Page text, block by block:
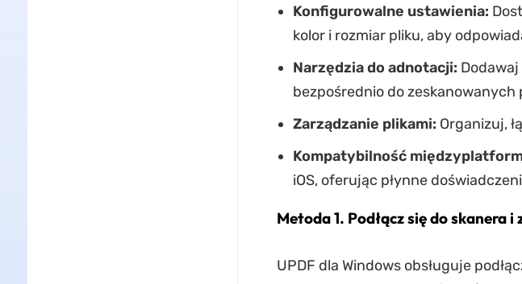
Konfigurowalne ustawienia:
kolor i rozmiar pliku, aby
Narzędzia do adnotacji:
bezpośrednio do zeskanowanych
Zarządzanie plikami: Organizuj,
Kompatybilność
iOS, oferując płynne
Metoda 1. Podłącz się do skanera
UPDF dla Windows obsługuje